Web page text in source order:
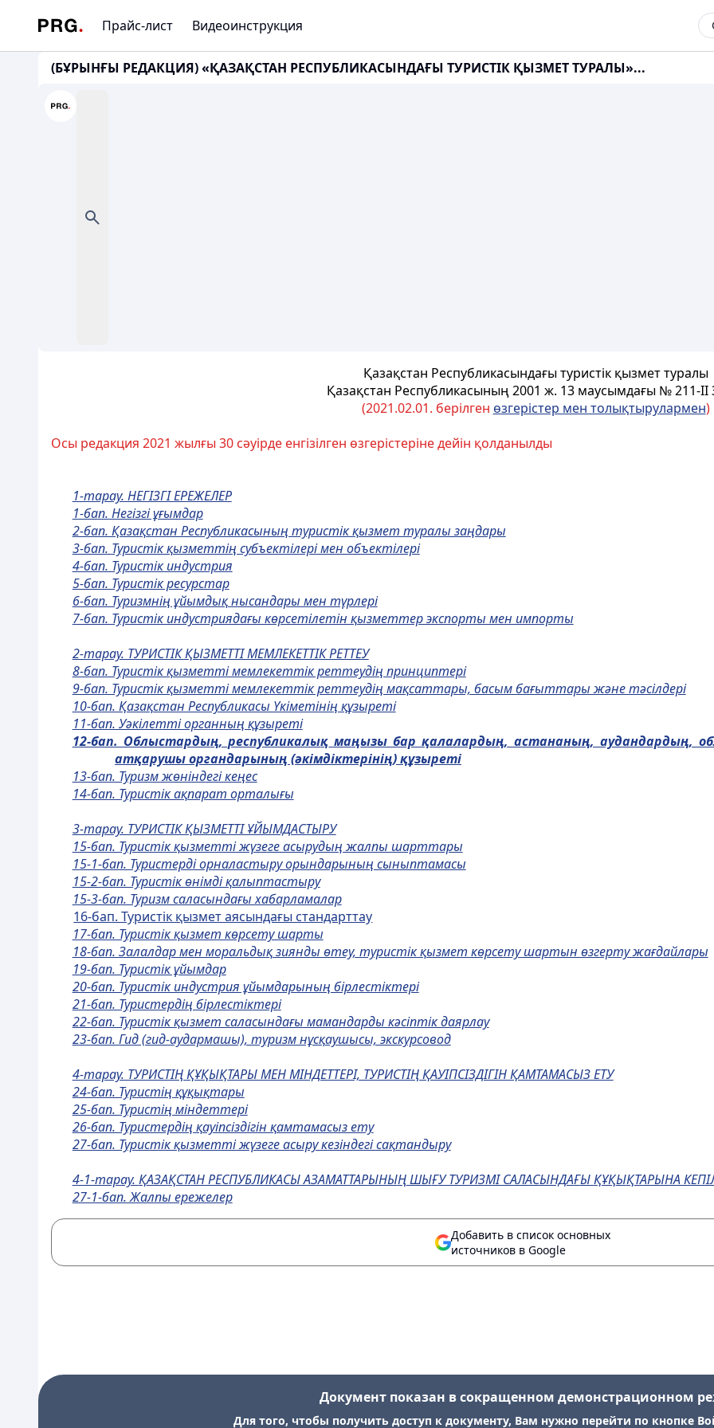
Прайс-лист Видеоинструкция
(БҰРЫНҒЫ РЕДАКЦИЯ) «ҚАЗАҚСТАН РЕСПУБЛИКАСЫНДАҒЫ ТУРИСТІК ҚЫЗМЕТ ТУРАЛЫ»...
Қазақстан Республикасындағы туристік қызмет туралы
Қазақстан Республикасының 2001 ж. 13 маусымдағы № 211-ІІ
(2021.02.01. берілген өзгерістер мен толықтырулармен)
Осы редакция 2021 жылғы 30 сәуірде енгізілген өзгерістеріне дейін қолданылды
1-тарау. НЕГIЗГI ЕРЕЖЕЛЕР
1-бап. Негiзгi ұғымдар
2-бап. Қазақстан Республикасының туристiк қызмет туралы заңдары
3-бап. Туристiк қызметтiң субъектiлерi мен объектiлерi
4-бап. Туристiк индустрия
5-бап. Туристiк ресурстар
6-бап. Туризмнiң ұйымдық нысандары мен түрлерi
7-бап. Туристiк индустриядағы көрсетiлетiн қызметтер экспорты мен импорты
2-тарау. ТУРИСТIК ҚЫЗМЕТТI МЕМЛЕКЕТТIК РЕТТЕУ
8-бап. Туристiк қызметтi мемлекеттiк реттеудiң принциптерi
9-бап. Туристiк қызметтi мемлекеттiк реттеудiң мақсаттары, басым бағыттары және тәсiлдерi
10-бап. Қазақстан Республикасы Үкiметiнiң құзыретi
11-бап. Уәкiлеттi органның құзыретi
12-бап. Облыстардың, республикалық маңызы барқалалардың, астананың, аудандардың,
атқарушы органдарының (әкімдіктерінің)құзыреті
13-бап. Туризм жөнiндегi кеңес
14-бап. Туристiк ақпарат орталығы
3-тарау. ТУРИСТIК ҚЫЗМЕТТI ҰЙЫМДАСТЫРУ
15-бап. Туристік қызметті жүзеге асырудың жалпы шарттары
15-1-бап. Туристерді орналастыру орындарының сыныптамасы
15-2-бап. Туристік өнімді қалыптастыру
15-3-бап. Туризм саласындағы хабарламалар
16-бап. Туристік қызмет аясындағы стандарттау
17-бап. Туристiк қызмет көрсету шарты
18-бап. Залалдар мен моральдық зиянды өтеу, туристiк қызмет көрсету шартын өзгерту жағдайлары
19-бап. Туристiк ұйымдар
20-бап. Туристiк индустрия ұйымдарының бiрлестiктерi
21-бап. Туристердiң бiрлестiктерi
22-бап. Туристiк қызмет саласындағы мамандарды кәсiптiк даярлау
23-бап. Гид (гид-аудармашы), туризм нұсқаушысы, экскурсовод
4-тарау. ТУРИСТIҢ ҚҰҚЫҚТАРЫ МЕН МIНДЕТТЕРI, ТУРИСТIҢ ҚАУIПСIЗДIГIН ҚАМТАМАСЫЗ ЕТУ
24-бап. Туристiң құқықтары
25-бап. Туристiң мiндеттерi
26-бап. Туристердiң қауiпсiздiгiн қамтамасыз ету
27-бап. Туристiк қызметтi жүзеге асыру кезiндегi сақтандыру
4-1-тарау. ҚАЗАҚСТАН РЕСПУБЛИКАСЫ АЗАМАТТАРЫНЫҢШЫҒУ ТУРИЗМІ САЛАСЫНДАҒЫҚҰҚЫҚТАРЫНА
27-1-бап. Жалпы ережелер
Добавить в список основных
источников в Google
Документ показан в сокращенном демонстрационном
Для того, чтобы получить доступ к документу, Вам нужно перейти по кнопке